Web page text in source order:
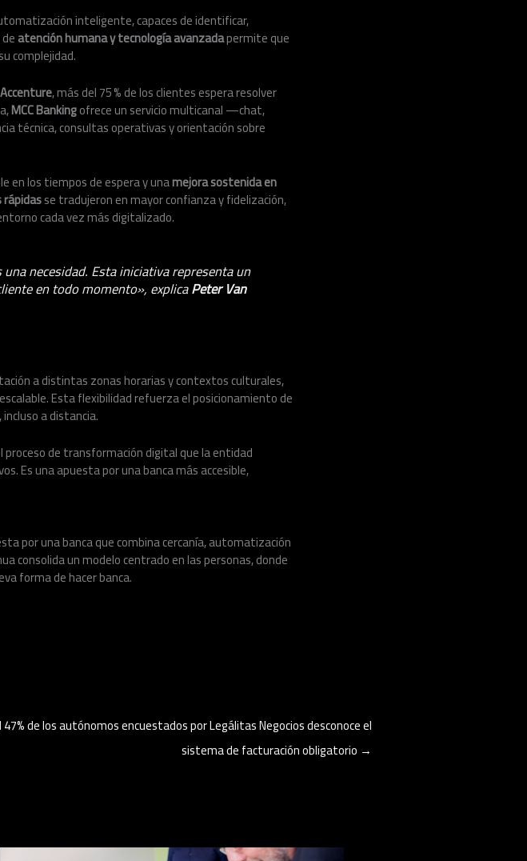
inteligente, capaces de identificar,
atención humana y tecnología avanzadapermite que
complejidad.
, más del 75 % de los clientes espera resolver
MCC Bankingofrece un servicio multicanal —chat,
técnica, consultas operativas y orientación sobre
en los tiempos de espera y unamejora sostenida en
se tradujeron en mayor confianza y fidelización,
cada vez más digitalizado.
necesidad. Esta iniciativa representa un
en todo momento», explicaPeter Van
a distintas zonas horarias y contextos culturales,
Esta flexibilidad refuerza el posicionamiento de
a distancia.
de transformación digital que la entidad
Es una apuesta por una banca más accesible,
por una banca que combina cercanía, automatización
consolida un modelo centrado en las personas, donde
forma de hacer banca.
47% de los autónomos encuestados por Legálitas Negocios desconoce el
sistema de facturación obligatorio →